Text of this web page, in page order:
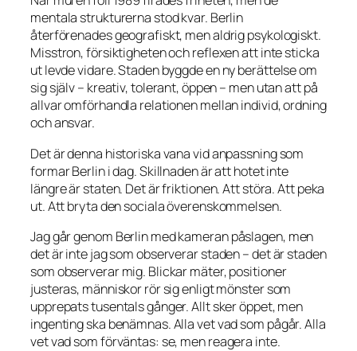
mentala strukturerna stod kvar. Berlin
återförenades geografiskt, men aldrig psykologiskt.
Misstron, försiktigheten och reflexen att inte sticka
ut levde vidare. Staden byggde en ny berättelse om
sig själv – kreativ, tolerant, öppen – men utan att på
allvar omförhandla relationen mellan individ, ordning
och ansvar.
Det är denna historiska vana vid anpassning som
formar Berlin i dag. Skillnaden är att hotet inte
längre är staten. Det är friktionen. Att störa. Att peka
ut. Att bryta den sociala överenskommelsen.
Jag går genom Berlin med kameran påslagen, men
det är inte jag som observerar staden – det är staden
som observerar mig. Blickar mäter, positioner
justeras, människor rör sig enligt mönster som
upprepats tusentals gånger. Allt sker öppet, men
ingenting ska benämnas. Alla vet vad som pågår. Alla
vet vad som förväntas: se, men reagera inte.